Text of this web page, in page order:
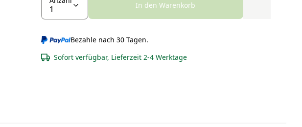
In den Warenkorb
Bezahle nach 30 Tagen.
Sofort verfügbar, Lieferzeit 2-4 Werktage